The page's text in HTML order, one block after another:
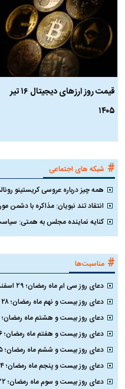
قیمت روز ارز‌های دیجیتال ۱۶ تیر
۱۴۰۵
# شبکه های اجتماعی
همه چیز درباره عروسی کریستینو
انتقاد تند نبویان: مذاکره با دشمن
کنایه نماینده مجلس به همتی:
# مناسبت‌ها
دعای روز سی ام ماه رمضان؛ ۲۹ اسفند ۱۴۰۴
دعای روز بیست و نهم ماه رمضان؛ ۲۸ اسفند ۱۴۰۴
دعای روز بیست و هشتم ماه رمضان؛ ۲۷ اسفند ۱۴۰۴
دعای روز بیست و هفتم ماه رمضان؛ ۲۶ اسفند ۱۴۰۴
دعای روز بیست و ششم ماه رمضان؛ ۲۵ اسفند ۱۴۰۴
دعای روز بیست و پنجم ماه رمضان؛ ۲۴ اسفند ۱۴۰۴
دعای روز بیست و سوم ماه رمضان؛ ۲۲ اسفند ۱۴۰۴